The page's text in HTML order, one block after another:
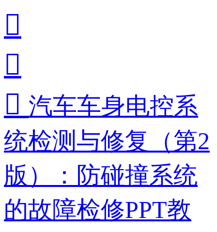


 汽车车身电控系
统检测与修复（第2
版）：防碰撞系统
的故障检修PPT教